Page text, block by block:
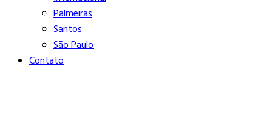
Palmeiras
Santos
São Paulo
Contato